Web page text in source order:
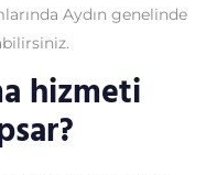
Aydın genelinde
hizmeti